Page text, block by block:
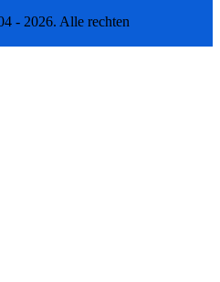
- 2026. Alle rechten